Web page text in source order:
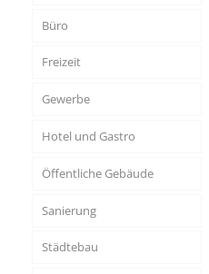
Büro
Freizeit
Gewerbe
Hotel und Gastro
Öffentliche Gebäude
Sanierung
Städtebau